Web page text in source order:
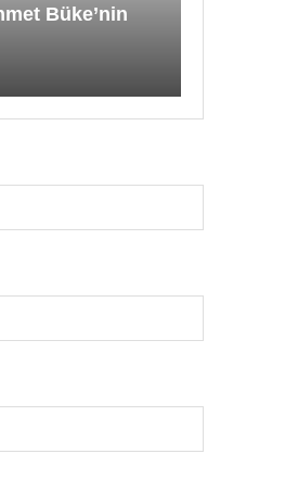
Büke’nin